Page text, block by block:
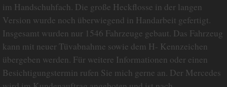
im Handschuhfach. Die große Heckflosse in der langen
Version wurde noch überwiegend in Handarbeit gefertigt.
Insgesamt wurden nur 1546 Fahrzeuge gebaut. Das Fahrzeug
kann mit neuer Tüvabnahme sowie dem H- Kennzeichen
übergeben werden. Für weitere Informationen oder einen
Besichtigungstermin rufen Sie mich gerne an. Der Mercedes